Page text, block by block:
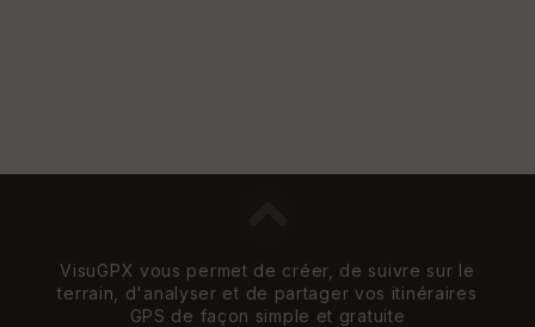
VisuGPX vous permet de créer, de suivre sur le
terrain, d'analyser et de partager vos itinéraires
GPS de façon simple et gratuite